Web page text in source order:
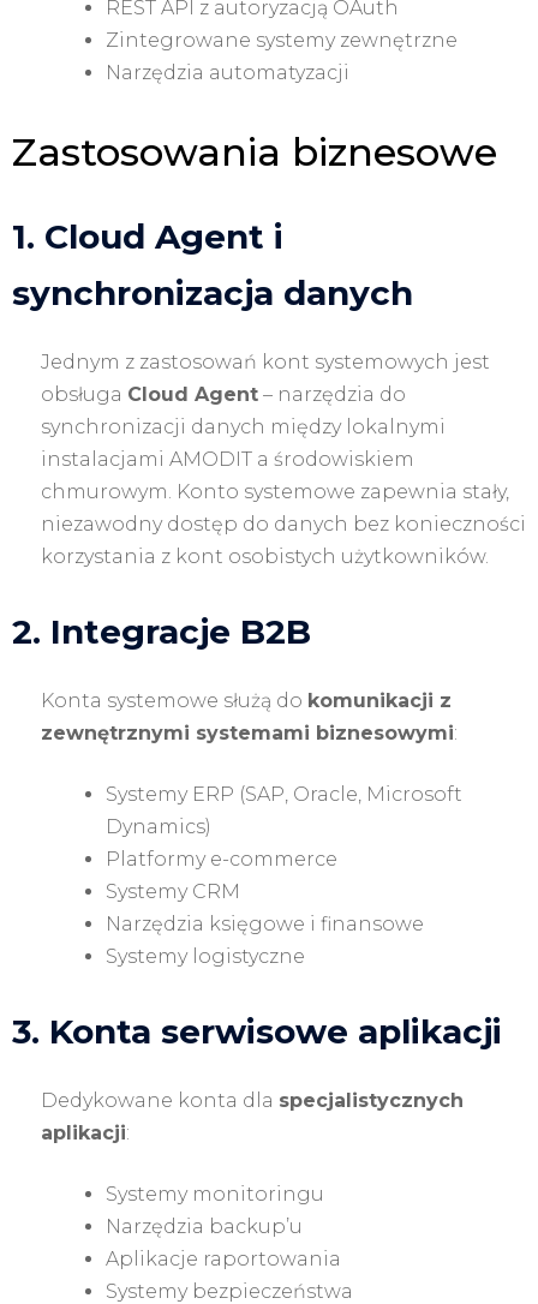
REST API z autoryzacją OAuth
Zintegrowane systemy zewnętrzne
Narzędzia automatyzacji
Zastosowania biznesowe
1. Cloud Agent i
synchronizacja danych
Jednym z zastosowań kont systemowych jest
obsługa Cloud Agent – narzędzia do
synchronizacji danych między lokalnymi
instalacjami AMODIT a środowiskiem
chmurowym. Konto systemowe zapewnia stały,
niezawodny dostęp do danych bez konieczności
korzystania z kont osobistych użytkowników.
2. Integracje B2B
Konta systemowe służą do komunikacji z
zewnętrznymi systemami biznesowymi:
Systemy ERP (SAP, Oracle, Microsoft
Dynamics)
Platformy e-commerce
Systemy CRM
Narzędzia księgowe i finansowe
Systemy logistyczne
3. Konta serwisowe aplikacji
Dedykowane konta dla specjalistycznych
aplikacji:
Systemy monitoringu
Narzędzia backup’u
Aplikacje raportowania
Systemy bezpieczeństwa